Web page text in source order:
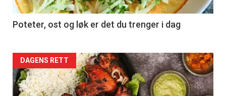
Poteter, ost og løk er det du trenger i dag
Forsiden
akkurat
DAGENS RETT